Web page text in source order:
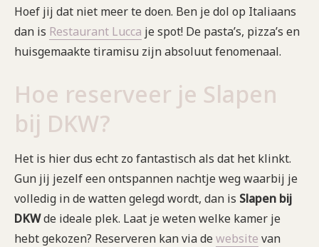
Hoef jij dat niet meer te doen. Ben je dol op Italiaans
dan is Restaurant Lucca je spot! De pasta’s, pizza’s en
huisgemaakte tiramisu zijn absoluut fenomenaal.
Hoe reserveer je Slapen
bij DKW?
Het is hier dus echt zo fantastisch als dat het klinkt.
Gun jij jezelf een ontspannen nachtje weg waarbij je
volledig in de watten gelegd wordt, dan is Slapen bij
DKWde ideale plek. Laat je weten welke kamer je
hebt gekozen? Reserveren kan via dewebsite van